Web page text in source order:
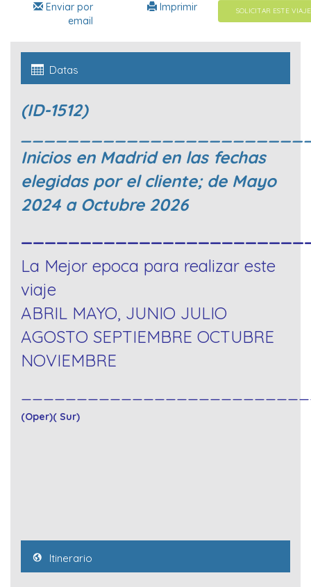
SOLICITAR ESTE VIAJE
Imprimir
Enviar por
email
Datas
(ID-1512)
Inicios en Madrid en las fechas
elegidas por el cliente; de Mayo
2024 a Octubre 2026
La Mejor epoca para realizar este
viaje
ABRIL MAYO, JUNIO JULIO
AGOSTO SEPTIEMBRE OCTUBRE
NOVIEMBRE
(Oper)( Sur)
Itinerario